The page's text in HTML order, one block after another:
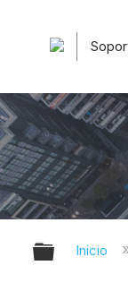
Inicio